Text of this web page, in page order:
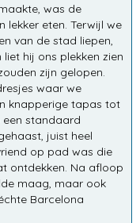
was de
lekker eten. Terwijl we
van de stad liepen,
hij ons plekken zien
zijn gelopen.
waar we
knapperige tapas tot
een standaard
juist heel
op pad was die
ontdekken. Na afloop
maag, maar ook
Barcelona